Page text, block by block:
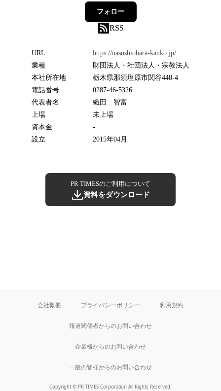
フォロー
RSS
URL
https://nasushiobara-kanko.jp/
業種
財団法人・社団法人・宗教法人
本社所在地
栃木県那須塩原市関谷448-4
電話番号
0287-46-5326
代表者名
織田 智富
上場
未上場
資本金
-
設立
2015年04月
PR TIMESのご利用について
資料をダウンロード
会社概要 プライバシーポリシー 利用規約
報道関係者からのお問い合わせ
企業様からのお問い合わせ
一般の皆様からのお問い合わせ
Copyright © PR TIMES Corporation All Rights Reserved.